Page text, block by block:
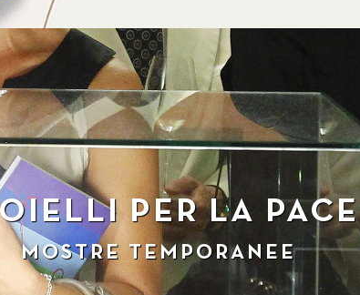
PER LA PACE
MOSTRE TEMPORANEE